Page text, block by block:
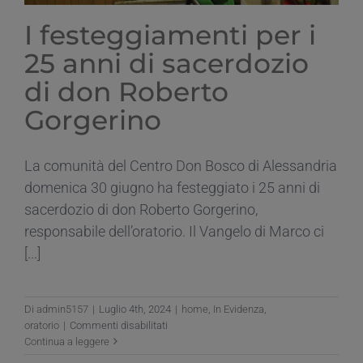
I festeggiamenti per i
25 anni di sacerdozio
di don Roberto
Gorgerino
La comunità del Centro Don Bosco di Alessandria
domenica 30 giugno ha festeggiato i 25 anni di
sacerdozio di don Roberto Gorgerino,
responsabile dell’oratorio. Il Vangelo di Marco ci
[...]
Di admin5157 | Luglio 4th, 2024 | home In Evidenza
oratorio | Commenti disabilitati
Continua a leggere